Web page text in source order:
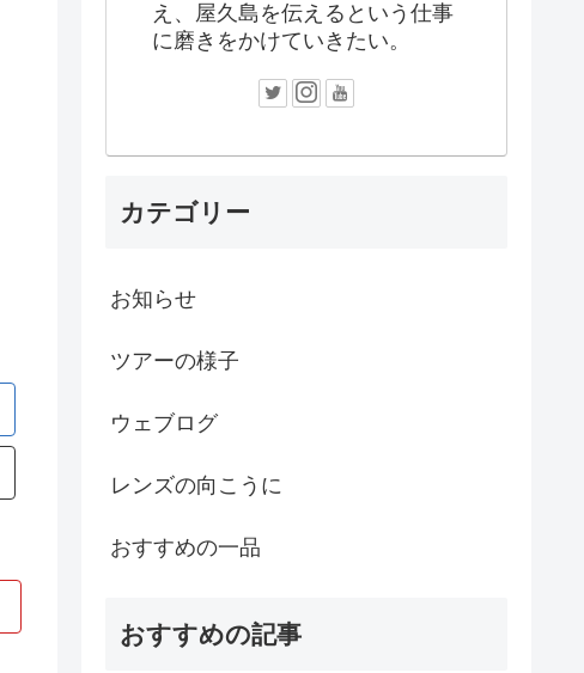
え、屋久島を伝えるという仕事
に磨きをかけていきたい。
カテゴリー
お知らせ
ツアーの様子
ウェブログ
レンズの向こうに
おすすめの一品
おすすめの記事